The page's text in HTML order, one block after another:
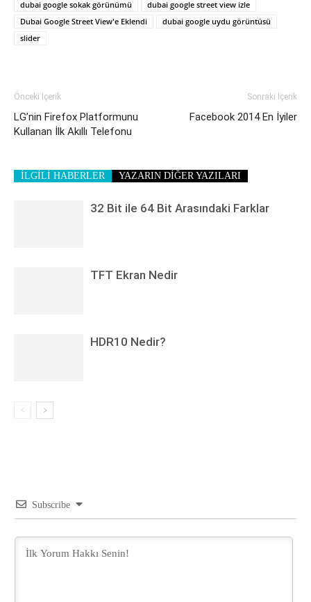
dubai google sokak görünümü
dubai google street view izle
Dubai Google Street View'e Eklendi
dubai google uydu görüntüsü
slider
Önceki İçerik
LG’nin Firefox Platformunu
Kullanan İlk Akıllı Telefonu
Sonraki İçerik
Facebook 2014 En İyiler
İLGİLİ HABERLER YAZARIN DİĞER YAZILARI
32 Bit ile 64 Bit Arasındaki Farklar
TFT Ekran Nedir
HDR10 Nedir?
Subscribe